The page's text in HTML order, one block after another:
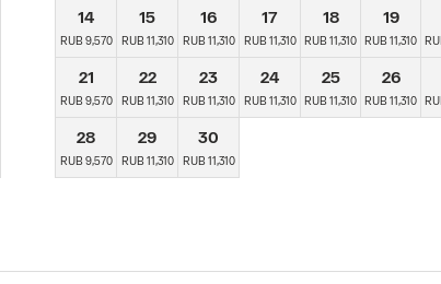
14
RUB 9,570
15
RUB 11,310
16
RUB 11,310
17
RUB 11,310
18
RUB 11,310
19
RUB 11,310
21
RUB 9,570
22
RUB 11,310
23
RUB 11,310
24
RUB 11,310
25
RUB 11,310
26
RUB 11,310
28
RUB 9,570
29
RUB 11,310
30
RUB 11,310